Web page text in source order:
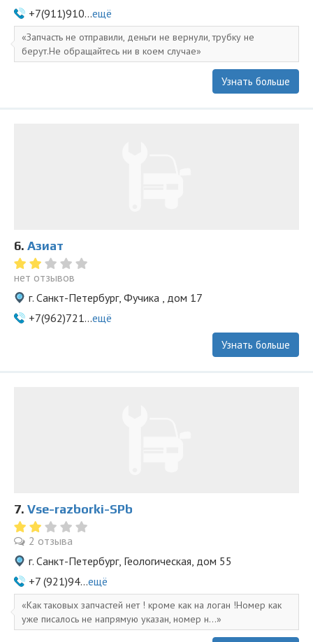
+7(911)910...ещё
Запчасть не отправили, деньги не вернули, трубку не
берут.Не обращайтесь ни в коем случае
Узнать больше
6. Азиат
нет отзывов
г. Санкт-Петербург, Фучика , дом 17
+7(962)721...ещё
Узнать больше
7. Vse-razborki-SPb
2 отзыва
г. Санкт-Петербург, Геологическая, дом 55
+7 (921)94...ещё
Как таковых запчастей нет ! кроме как на логан !Номер как
уже писалось не напрямую указан, номер н...